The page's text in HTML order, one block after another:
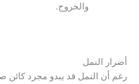
والخروج.
أضرار النمل
رغم أن النمل قد يبدو مجرد كائن